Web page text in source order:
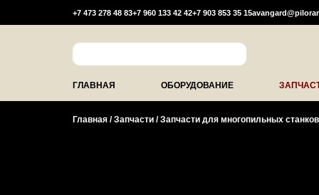
+7 473 278 48 83+7 960 133 42 42+7 903 853 35 15
ГЛАВНАЯ ОБОРУДОВАНИЕ
Главная / Запчасти / Запчасти для многопильных